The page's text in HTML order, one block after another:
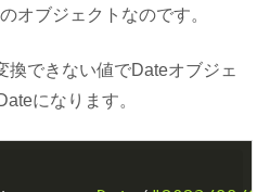
オブジェクトなのです。
換できない値でDateオブジェ
になります。